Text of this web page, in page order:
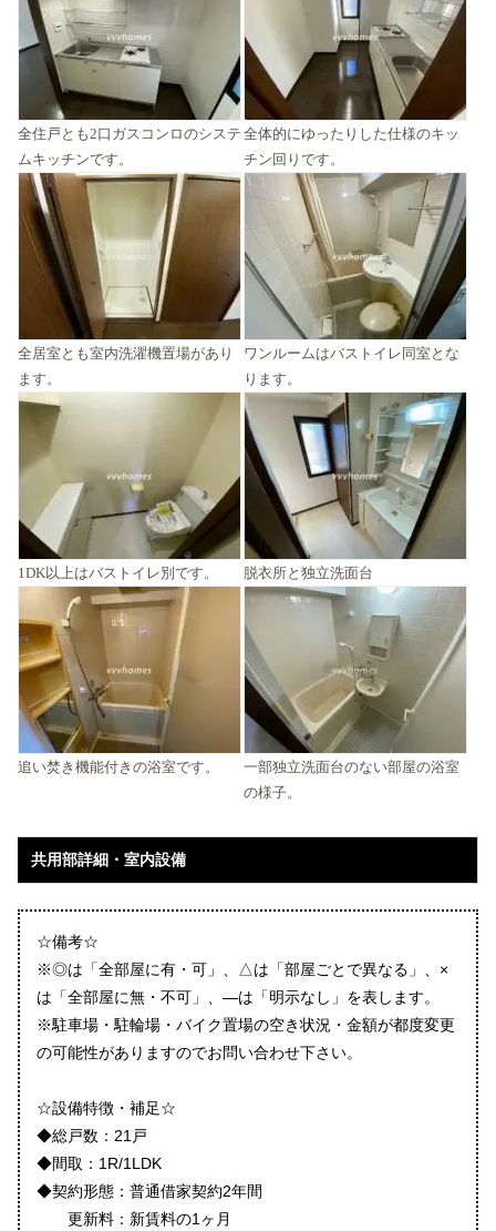
全住戸とも2口ガスコンロのシステ
ムキッチンです。
全体的にゆったりした仕様のキッ
チン回りです。
全居室とも室内洗濯機置場があり
ます。
ワンルームはバストイレ同室とな
ります。
1DK以上はバストイレ別です。 脱衣所と独立洗面台
追い焚き機能付きの浴室です。
一部独立洗面台のない部屋の浴室
の様子。
共用部詳細・室内設備
☆備考☆
※◎は「全部屋に有・可」、△は「部屋ごとで異なる」、×
は「全部屋に無・不可」、―は「明示なし」を表します。
※駐車場・駐輪場・バイク置場の空き状況・金額が都度変更
の可能性がありますのでお問い合わせ下さい。
☆設備特徴・補足☆
◆総戸数：21戸
◆間取：1R/1LDK
◆契約形態：普通借家契約2年間
更新料：新賃料の1ヶ月